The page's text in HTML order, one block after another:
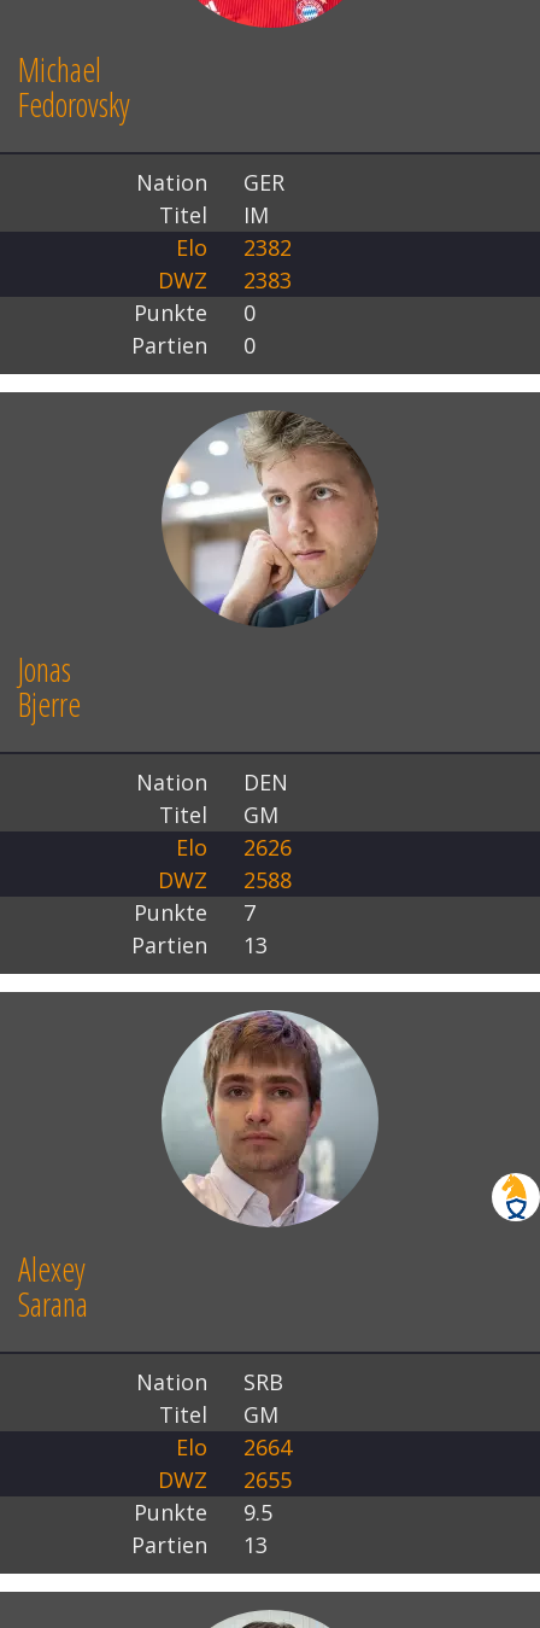
Michael
Fedorovsky
Nation
GER
Titel
IM
Elo
2382
DWZ
2383
Punkte
0
Partien
0
Jonas
Bjerre
Nation
DEN
Titel
GM
Elo
2626
DWZ
2588
Punkte
7
Partien
13
Alexey
Sarana
Nation
SRB
Titel
GM
Elo
2664
DWZ
2655
Punkte
9.5
Partien
13